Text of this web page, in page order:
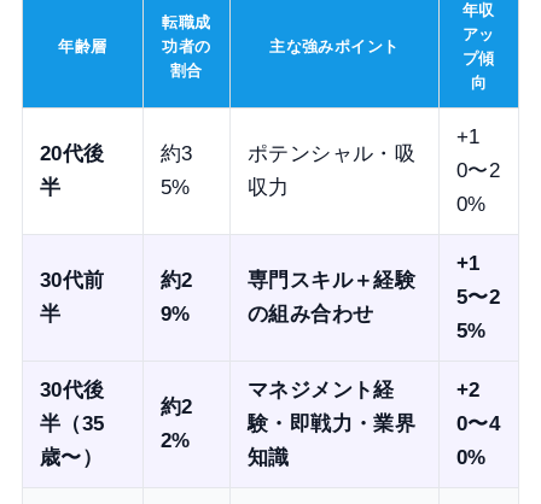
年齢層
転職成
功者の
割合
主な強みポイント
年収
アッ
プ傾
向
20代後
半
約3
5%
ポテンシャル・吸
収力
+1
0〜2
0%
30代前
半
約2
9%
専門スキル＋経験
の組み合わせ
+1
5〜2
5%
30代後
半（35
歳〜）
約2
2%
マネジメント経
験・即戦力・業界
知識
+2
0〜4
0%